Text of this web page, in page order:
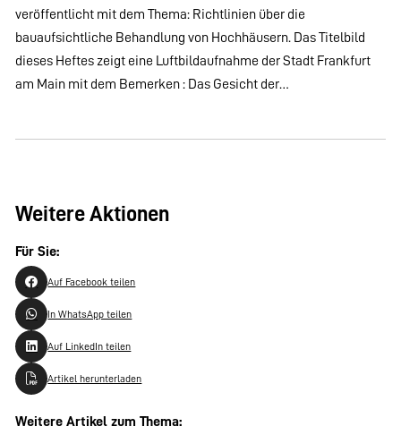
veröffentlicht mit dem Thema: Richtlinien über die
bauaufsichtliche Behandlung von Hochhäusern. Das Titelbild
dieses Heftes zeigt eine Luftbildaufnahme der Stadt Frankfurt
am Main mit dem Bemerken : Das Gesicht der…
Weitere Aktionen
Für Sie:
Auf Facebook teilen
In WhatsApp teilen
Auf LinkedIn teilen
Artikel herunterladen
Weitere Artikel zum Thema: